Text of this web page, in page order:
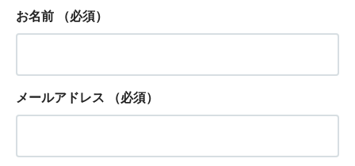
お名前 （必須）
メールアドレス （必須）